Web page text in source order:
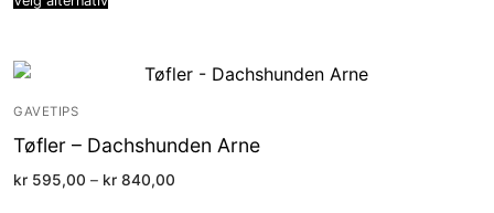
GAVETIPS
Tøfler – Dachshunden Arne
kr 595,00 – kr 840,00